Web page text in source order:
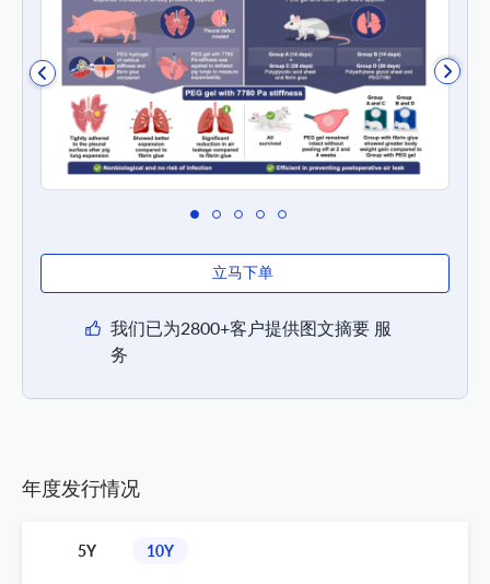
立马下单
我们已为2800+客户提供图文摘要 服
务
年度发行情况
5Y 10Y